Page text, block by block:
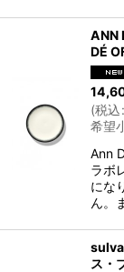
ANN
DÉ
(税込:
希望
Ann
ラボ
にな
ん。
ス・